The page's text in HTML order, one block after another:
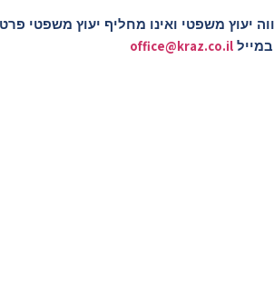
יעוץ משפטי ואינו מחליף יעוץ משפטי
office@kraz.co.il